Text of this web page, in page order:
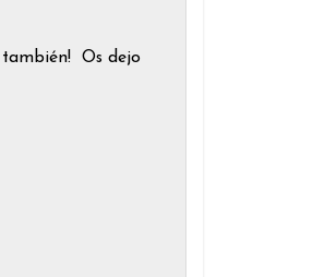
también! Os dejo